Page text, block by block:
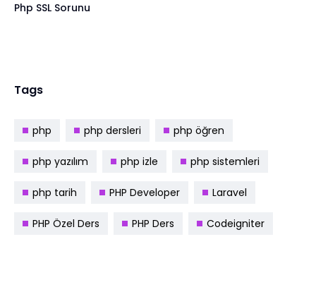
Php SSL Sorunu
Tags
php php dersleri php öğren
php yazılım php izle php sistemleri
php tarih PHP Developer Laravel
PHP Özel Ders PHP Ders Codeigniter